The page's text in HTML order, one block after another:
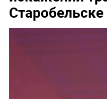
Старобельске